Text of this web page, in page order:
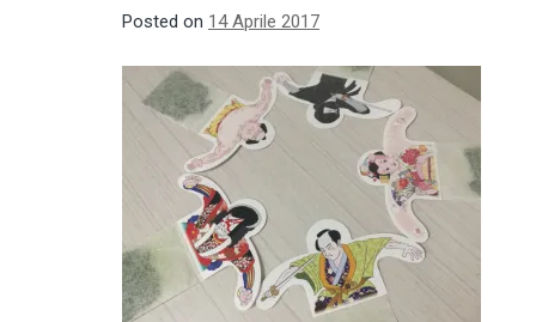
Posted on 14 Aprile 2017